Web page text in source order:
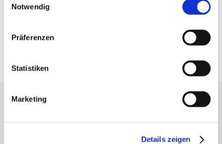
Impressum
Notwendig
Präferenzen
Statistiken
Marketing
Details zeigen
Deutsche Bahn AG
Google Maps
Lassen Sie sich inspirieren!
Mit unserem Newsletter bleiben Sie zu Events,
Highlights und aktuellen Angeboten in